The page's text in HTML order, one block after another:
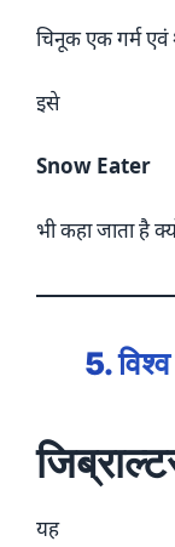
चिनूक एक गर्म एवं
इसे
Snow Eater
भी कहा जाता है
5.
यह